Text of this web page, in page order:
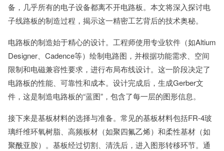
备，几乎所有的电子设备都离不开电路板。本文将深入探讨电
子线路板的制造过程，揭示这一精密工艺背后的技术奥秘。
电路板的制造始于精心的设计。工程师使用专业软件（如Altium
Designer、Cadence等）绘制电路图，并根据功能需求、空间
限制和电磁兼容性要求，进行布局布线设计。这一阶段决定了
电路板的性能、可靠性和成本。设计完成后，生成Gerber文
件，这是制造电路板的“蓝图”，包含了每一层的图形信息。
接下来是基板材料的选择与准备。常见的基板材料包括FR-4玻
璃纤维环氧树脂、高频板材（如聚四氟乙烯）和柔性基材（如
聚酰亚胺）。基板经过切割、清洗后，进入图形转移环节。通